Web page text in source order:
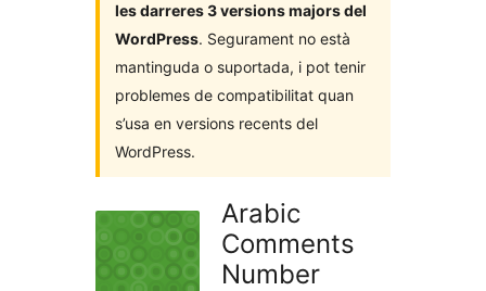
les darreres 3 versions majors del
WordPress. Segurament no està
mantinguda o suportada, i pot tenir
problemes de compatibilitat quan
s’usa en versions recents del
WordPress.
Arabic
Comments
Number